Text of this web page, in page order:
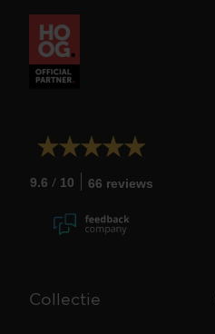
9.6 / 10 66 reviews
Collectie